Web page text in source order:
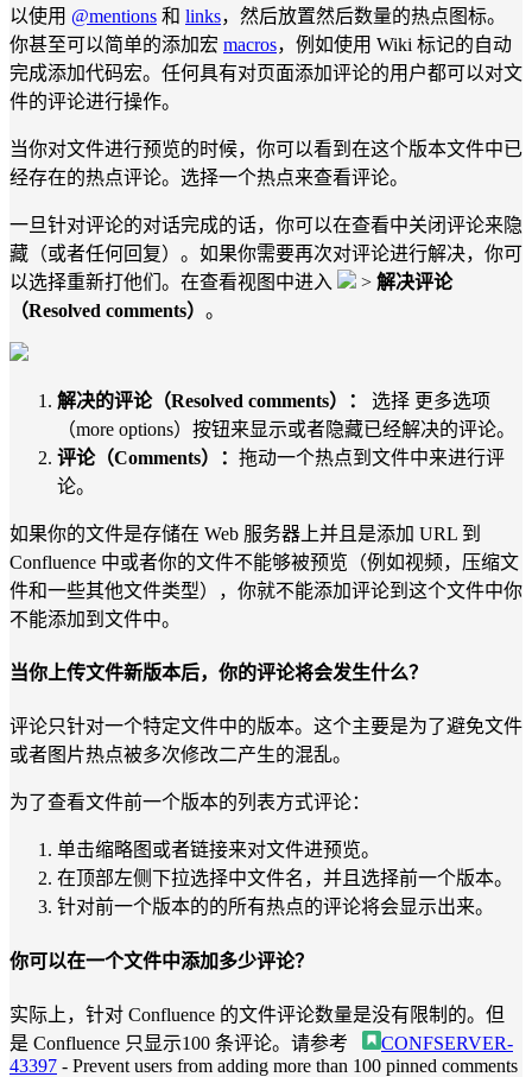
以使用 @mentions 和 links，然后放置然后数量的热点图标。
你甚至可以简单的添加宏 macros，例如使用 Wiki 标记的自动
完成添加代码宏。任何具有对页面添加评论的用户都可以对文
件的评论进行操作。
当你对文件进行预览的时候，你可以看到在这个版本文件中已
经存在的热点评论。选择一个热点来查看评论。
一旦针对评论的对话完成的话，你可以在查看中关闭评论来隐
藏（或者任何回复）。如果你需要再次对评论进行解决，你可
以选择重新打他们。在查看视图中进入
> 解决评论
（Resolved comments） 。
解决的评论（Resolved comments）：
选择 更多选项
（more options）按钮来显示或者隐藏已经解决的评论。
评论（Comments）： 拖动一个热点到文件中来进行评
论。
如果你的文件是存储在 Web 服务器上并且是添加 URL 到
Confluence 中或者你的文件不能够被预览（例如视频，压缩文
件和一些其他文件类型），你就不能添加评论到这个文件中你
不能添加到文件中。
当你上传文件新版本后，你的评论将会发生什么？
评论只针对一个特定文件中的版本。这个主要是为了避免文件
或者图片热点被多次修改二产生的混乱。
为了查看文件前一个版本的列表方式评论：
单击缩略图或者链接来对文件进预览。
在顶部左侧下拉选择中文件名，并且选择前一个版本。
针对前一个版本的的所有热点的评论将会显示出来。
你可以在一个文件中添加多少评论？
实际上，针对 Confluence 的文件评论数量是没有限制的。但
是 Confluence 只显示100 条评论。请参考
CONFSERVER-
43397 - Prevent users from adding more than 100 pinned comments